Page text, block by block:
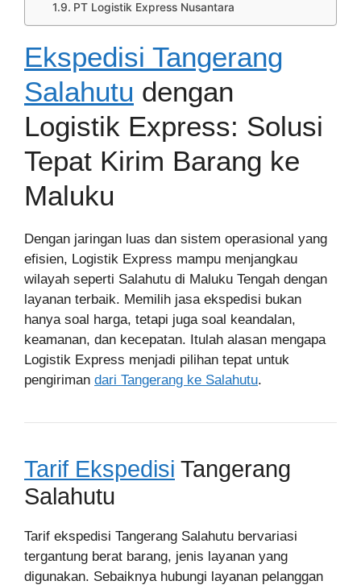
PT Logistik Express Nusantara
Ekspedisi Tangerang
Salahutu dengan
Logistik Express: Solusi
Tepat Kirim Barang ke
Maluku
Dengan jaringan luas dan sistem operasional yang
efisien, Logistik Express mampu menjangkau
wilayah seperti Salahutu di Maluku Tengah dengan
layanan terbaik. Memilih jasa ekspedisi bukan
hanya soal harga, tetapi juga soal keandalan,
keamanan, dan kecepatan. Itulah alasan mengapa
Logistik Express menjadi pilihan tepat untuk
pengiriman dari Tangerang ke Salahutu.
Tarif Ekspedisi Tangerang
Salahutu
Tarif ekspedisi Tangerang Salahutu bervariasi
tergantung berat barang, jenis layanan yang
digunakan. Sebaiknya hubungi layanan pelanggan